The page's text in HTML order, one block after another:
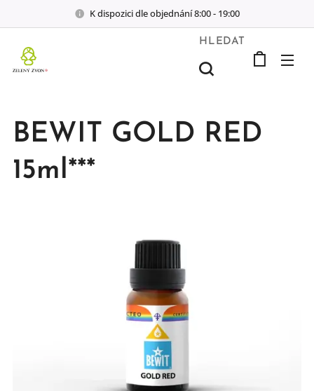
K dispozici dle objednání 8:00 - 19:00
HLEDAT
BEWIT GOLD RED
15ml***